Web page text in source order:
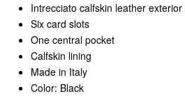
Intrecciato calfskin leather exterior
Six card slots
One central pocket
Calfskin lining
Made in Italy
Color: Black